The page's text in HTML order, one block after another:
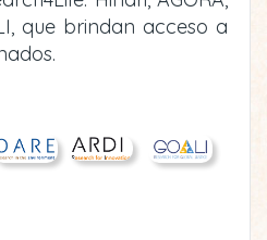
que brindan acceso a